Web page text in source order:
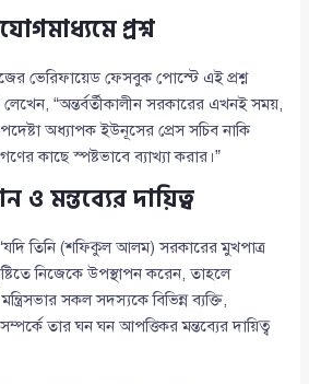
প্রশ্ন
ভেরিফায়েড ফেসবুক পোস্টে এই প্রশ্ন
“অন্তর্বর্তীকালীন সরকারের এখনই সময়,
অধ্যাপক ইউনূসের প্রেস সচিব নাকি
কাছে স্পষ্টভাবে ব্যাখ্যা করার।”
ও মন্তব্যের দায়িত্ব
তিনি (শফিকুল আলম) সরকারের মুখপাত্র
নিজেকে উপস্থাপন করেন, তাহলে
সকল সদস্যকে বিভিন্ন ব্যক্তি,
তার ঘন ঘন আপত্তিকর মন্তব্যের দায়িত্ব